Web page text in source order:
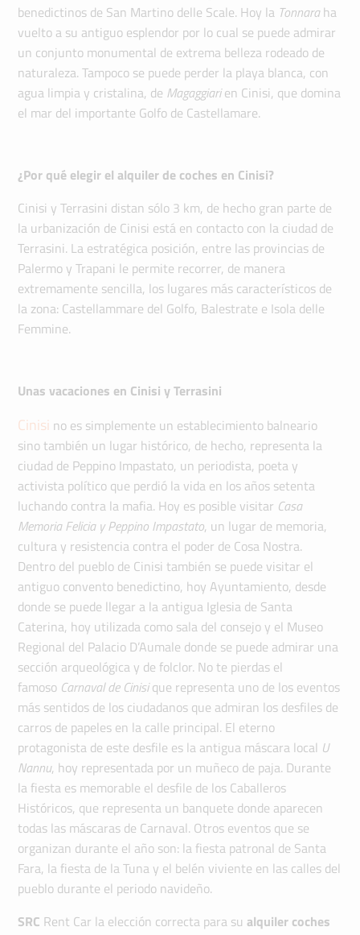
benedictinos de San Martino delle Scale. Hoy la Tonnaraha
vuelto a su antiguo esplendor por lo cual se puede admirar
un conjunto monumental de extrema belleza rodeado de
naturaleza. Tampoco se puede perder la playa blanca, con
agua limpia y cristalina, de Magaggiarien Cinisi, que domina
el mar del importante Golfo de Castellamare.
¿Por qué elegir el alquiler de coches en Cinisi?
Cinisi y Terrasini distan sólo 3 km, de hecho gran parte de
la urbanización de Cinisi está en contacto con la ciudad de
Terrasini. La estratégica posición, entre las provincias de
Palermo y Trapani le permite recorrer, de manera
extremamente sencilla, los lugares más característicos de
la zona: Castellammare del Golfo, Balestrate e Isola delle
Femmine.
Unas vacaciones en Cinisi y Terrasini
Cinisi no es simplemente un establecimiento balneario
sino también un lugar histórico, de hecho, representa la
ciudad de Peppino Impastato, un periodista, poeta y
activista político que perdió la vida en los años setenta
luchando contra la mafia. Hoy es posible visitar Casa
Memoria Felicia y Peppino Impastato, un lugar de memoria,
cultura y resistencia contra el poder de Cosa Nostra.
Dentro del pueblo de Cinisi también se puede visitar el
antiguo convento benedictino, hoy Ayuntamiento, desde
donde se puede llegar a la antigua Iglesia de Santa
Caterina, hoy utilizada como sala del consejo y el Museo
Regional del Palacio D’Aumale donde se puede admirar una
sección arqueológica y de folclor. No te pierdas el
famoso Carnaval de Cinisique representa uno de los eventos
más sentidos de los ciudadanos que admiran los desfiles de
carros de papeles en la calle principal. El eterno
protagonista de este desfile es la antigua máscara local U
Nannu, hoy representada por un muñeco de paja. Durante
la fiesta es memorable el desfile de los Caballeros
Históricos, que representa un banquete donde aparecen
todas las máscaras de Carnaval. Otros eventos que se
organizan durante el año son: la fiesta patronal de Santa
Fara, la fiesta de la Tuna y el belén viviente en las calles del
pueblo durante el periodo navideño.
SRC Rent Car la elección correcta para su alquiler coches